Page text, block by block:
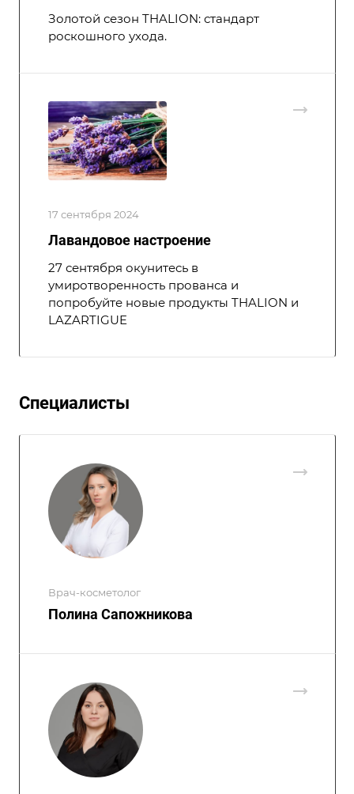
Золотой сезон THALION: стандарт
роскошного ухода.
17 сентября 2024
Лавандовое настроение
27 сентября окунитесь в
умиротворенность прованса и
попробуйте новые продукты THALION и
LAZARTIGUE
Специалисты
Врач-косметолог
Полина Сапожникова